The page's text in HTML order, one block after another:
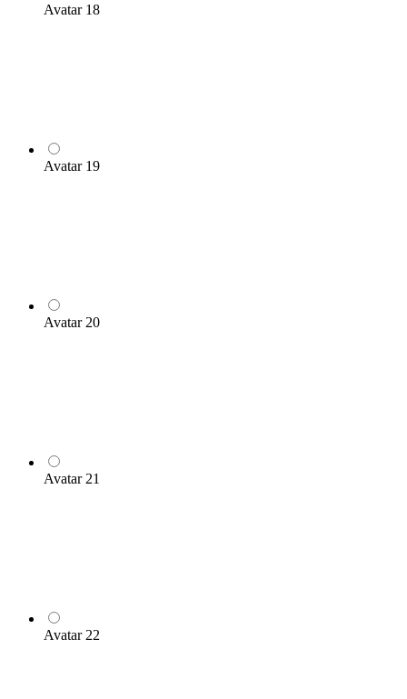
Avatar 18
Avatar 19
Avatar 20
Avatar 21
Avatar 22